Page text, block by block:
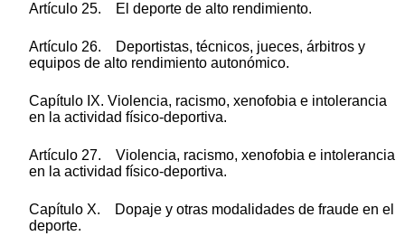
Artículo 25. El deporte de alto rendimiento.
Artículo 26. Deportistas, técnicos, jueces, árbitros y
equipos de alto rendimiento autonómico.
Capítulo IX. Violencia, racismo, xenofobia e intolerancia
en la actividad físico-deportiva.
Artículo 27. Violencia, racismo, xenofobia e intolerancia
en la actividad físico-deportiva.
Capítulo X. Dopaje y otras modalidades de fraude en el
deporte.